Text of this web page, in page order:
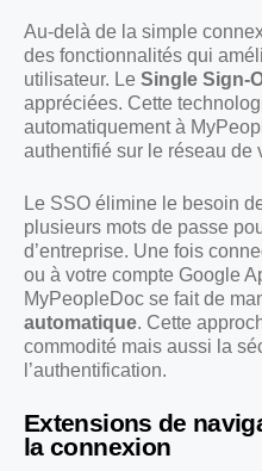
Au-delà de la simple
des fonctionnalités qui
utilisateur. Le Single Sign-
appréciées. Cette
automatiquement à
authentifié sur le réseau de
Le SSO élimine le besoin
plusieurs mots de passe
d’entreprise. Une fois
ou à votre compte Google
MyPeopleDoc se fait de
automatique. Cette
commodité mais aussi la
l’authentification.
Extensions de
la connexion